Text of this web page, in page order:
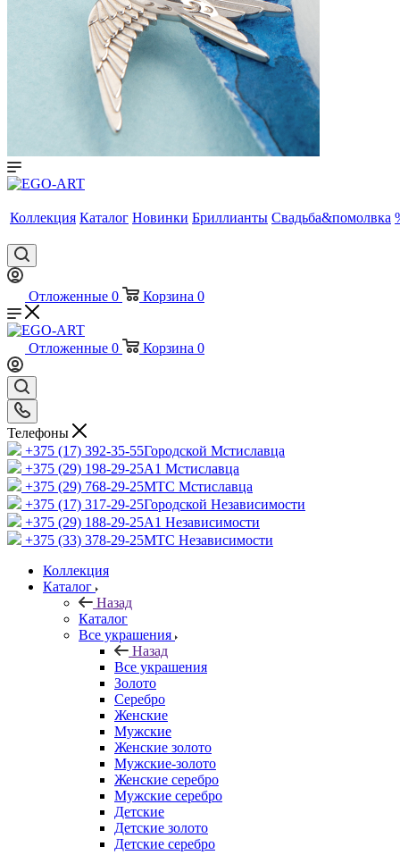
Коллекция Каталог Новинки Бриллианты Свадьба&помолвка
Отложенные 0 Корзина 0
Отложенные 0 Корзина 0
Телефоны
+375 (17) 392-35-55Городской Мстиславца
+375 (29) 198-29-25A1 Мстиславца
+375 (29) 768-29-25МТС Мстиславца
+375 (17) 317-29-25Городской Независимости
+375 (29) 188-29-25A1 Независимости
+375 (33) 378-29-25МТС Независимости
Коллекция
Каталог
Назад
Каталог
Все украшения
Назад
Все украшения
Золото
Серебро
Женские
Мужские
Женские золото
Мужские-золото
Женские серебро
Мужские серебро
Детские
Детские золото
Детские серебро